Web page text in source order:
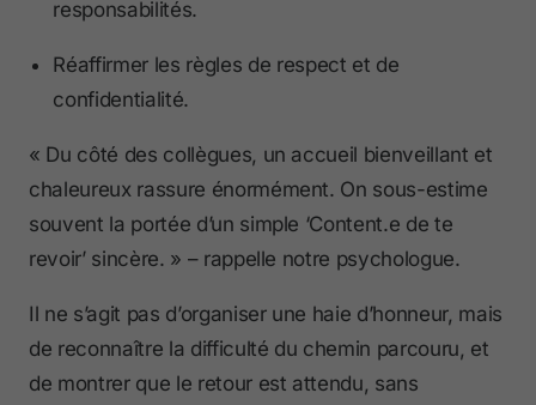
responsabilités.
Réaffirmer les règles de respect et de
confidentialité.
« Du côté des collègues, un accueil bienveillant et
chaleureux rassure énormément. On sous-estime
souvent la portée d’un simple ‘Content.e de te
revoir’ sincère. » – rappelle notre psychologue.
Il ne s’agit pas d’organiser une haie d’honneur, mais
de reconnaître la difficulté du chemin parcouru, et
de montrer que le retour est attendu, sans